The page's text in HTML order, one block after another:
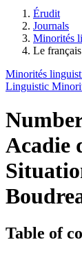
Érudit
Journals
Minorités
Le
Minorités
Linguistic
Acadie
Table of